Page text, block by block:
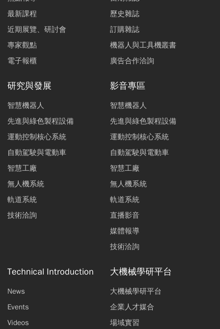
最新課程
近期展覽、研討會
專家觀點
電子報櫃
歷史雜誌
訂購雜誌
機器人與工具機叢書
廣告合作洽詢
研究與發展
智慧機器人
先進與綠色製程設備
運動控制核心系統
自動駕駛與電動車
智慧工廠
無人機系統
軌道系統
技術洽詢
影音專區
智慧機器人
先進與綠色製程設備
運動控制核心系統
自動駕駛與電動車
智慧工廠
無人機系統
軌道系統
直播影音
媒體報導
技術洽詢
Technical Introduction
News
Events
Videos
大機械學研平台
大機械學研平台
企業人才媒合
場域實習